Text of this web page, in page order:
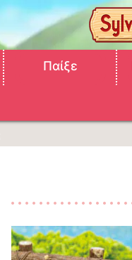
Παίξε